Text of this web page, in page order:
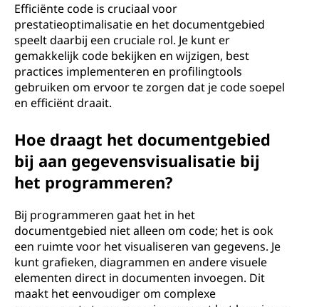
Efficiënte code is cruciaal voor
prestatieoptimalisatie en het documentgebied
speelt daarbij een cruciale rol. Je kunt er
gemakkelijk code bekijken en wijzigen, best
practices implementeren en profilingtools
gebruiken om ervoor te zorgen dat je code soepel
en efficiënt draait.
Hoe draagt het documentgebied
bij aan gegevensvisualisatie bij
het programmeren?
Bij programmeren gaat het in het
documentgebied niet alleen om code; het is ook
een ruimte voor het visualiseren van gegevens. Je
kunt grafieken, diagrammen en andere visuele
elementen direct in documenten invoegen. Dit
maakt het eenvoudiger om complexe